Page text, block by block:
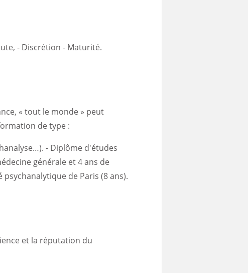
- Discrétion - Maturité.
« tout le monde » peut
de type :
- Diplôme d'études
générale et 4 ans de
de Paris (8 ans).
et la réputation du